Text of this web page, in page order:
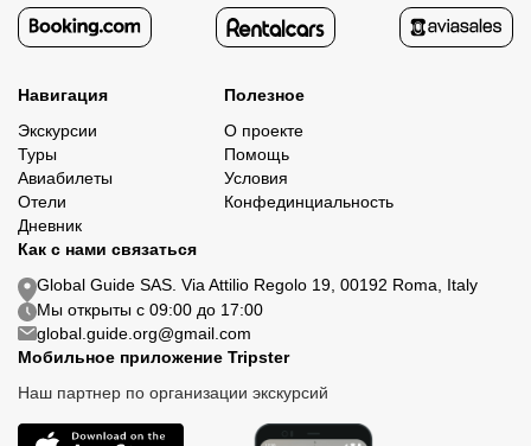
Навигация
Экскурсии
Туры
Авиабилеты
Отели
Дневник
Полезное
О проекте
Помощь
Условия
Конфединциальность
Как с нами связаться
Global Guide SAS. Via Attilio Regolo 19, 00192 Roma, Italy
Мы открыты с 09:00 до 17:00
global.guide.org@gmail.com
Мобильное приложение Tripster
Наш партнер по организации экскурсий